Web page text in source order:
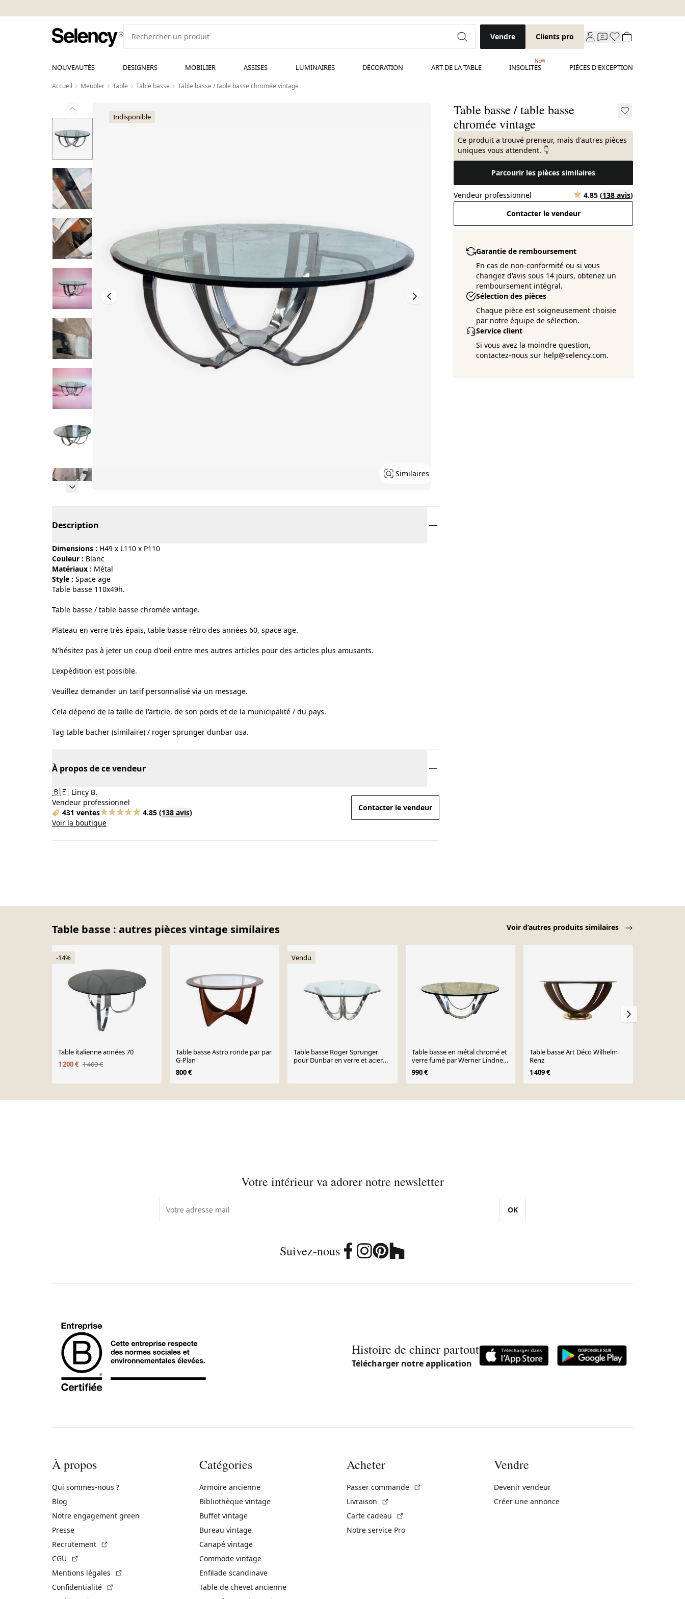
Vendre Clients pro
NOUVEAUTÉS DESIGNERS MOBILIER ASSISES LUMINAIRES DÉCORATION ART DE LA TABLE INSOLITES
NEW
PIÈCES D'EXCEPTION
Accueil Meubler Table Table basse Table basse / table basse chromée vintage
Indisponible
Similaires
Table basse / table basse
chromée vintage
Ce produit a trouvé preneur, mais d'autres pièces
uniques vous attendent. 👇
Parcourir les pièces similaires
Vendeur professionnel 4.85 (138 avis)
Contacter le vendeur
Garantie de remboursement
En cas de non-conformité ou si vous
changez d'avis sous 14 jours, obtenez un
remboursement intégral.
Sélection des pièces
Chaque pièce est soigneusement choisie
par notre équipe de sélection.
Service client
Si vous avez la moindre question,
contactez-nous sur help@selency.com.
Description
Dimensions : H49 x L110 x P110
Couleur :
blanc
Matériaux :
métal
Style :
space age
Table basse 110x49h.
Table basse / table basse chromée vintage.
Plateau en verre très épais, table basse rétro des années 60, space age.
N'hésitez pas à jeter un coup d'oeil entre mes autres articles pour des articles plus amusants.
L'expédition est possible.
Veuillez demander un tarif personnalisé via un message.
Cela dépend de la taille de l'article, de son poids et de la municipalité / du pays.
Tag table bacher (similaire) / roger sprunger dunbar usa.
À propos de ce vendeur
🇧🇪 Lincy B.
Vendeur professionnel
431 ventes
4.85 (138 avis)
Voir la boutique
Contacter le vendeur
Table basse : autres pièces vintage similaires Voir d’autres produits similaires
-14%
Table italienne années 70
1 200 € 1 400 €
Table basse Astro ronde par par
G-Plan
800 €
Vendu
Table basse Roger Sprunger
pour Dunbar en verre et acier
Table basse en métal chromé et
verre fumé par Werner Lindner
pour Bacher Space Age
990 €
Table basse Art Déco Wilhelm
Renz
1 409 €
Votre intérieur va adorer notre newsletter
OK
Suivez-nous
Histoire de chiner partout
Télécharger notre application
À propos
Qui sommes-nous ?
Blog
Notre engagement green
Presse
Recrutement
CGU
Mentions légales
Confidentialité
Catégories
Armoire ancienne
Bibliothèque vintage
Buffet vintage
Bureau vintage
Canapé vintage
Commode vintage
Enfilade scandinave
Table de chevet ancienne
Acheter
Passer commande
Livraison
Carte cadeau
Notre service Pro
Vendre
Devenir vendeur
Créer une annonce